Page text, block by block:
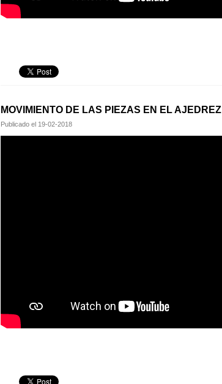
MOVIMIENTO DE LAS PIEZAS EN EL AJEDREZ
Publicado el 19-02-2018